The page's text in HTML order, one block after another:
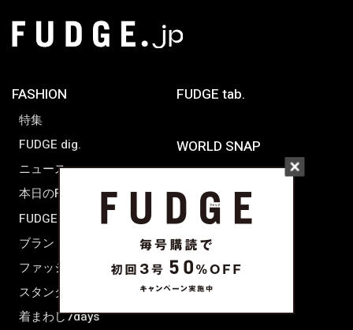
FASHION
特集
FUDGE dig.
ニュース
本日のFUDGE GIRL
FUDGE FRIEND
ブランドピックアップ
ファッション用語辞典
スタンダード
着まわし7days
FUDGE tab.
WORLD SNAP
TOKYO
PARIS
LONDON